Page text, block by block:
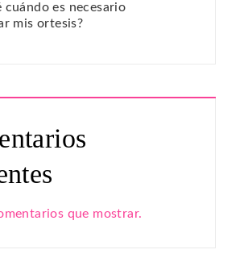
cuándo es necesario
mis ortesis?
que mostrar.